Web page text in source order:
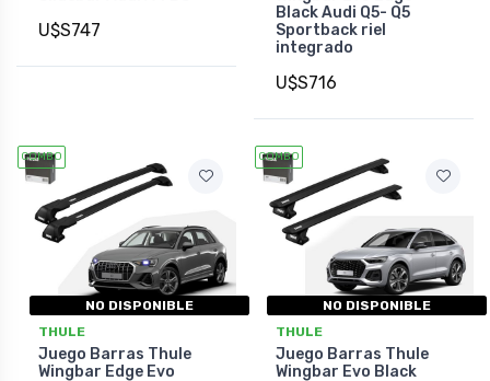
U$S747
Black Audi Q5- Q5
Sportback riel
integrado
U$S716
COMBO
NO DISPONIBLE
THULE
Juego Barras Thule
Wingbar Edge Evo
COMBO
NO DISPONIBLE
THULE
Juego Barras Thule
Wingbar Evo Black